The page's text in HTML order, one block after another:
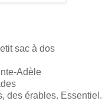
sac à dos
Adèle
des érables. Essentiel.